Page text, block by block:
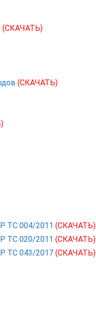
(СКАЧАТЬ)
(СКАЧАТЬ)
ТС 004/2011 (СКАЧАТЬ)
ТС 020/2011 (СКАЧАТЬ)
ТС 043/2017 (СКАЧАТЬ)